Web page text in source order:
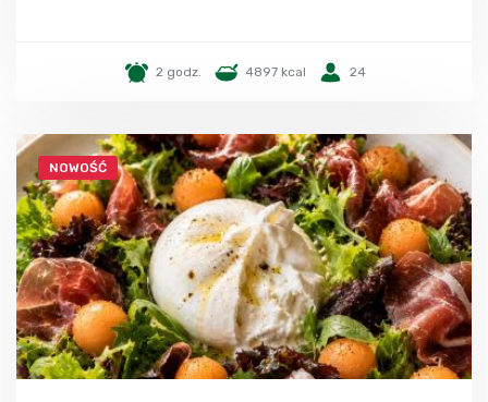
2 godz. 4897 kcal 24
NOWOŚĆ